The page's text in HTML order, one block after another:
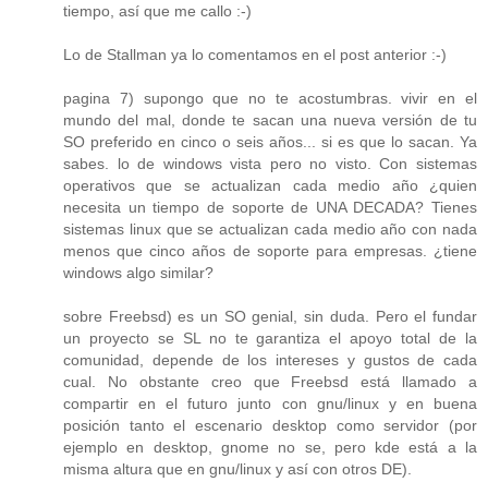
tiempo, así que me callo :-)
Lo de Stallman ya lo comentamos en el post anterior :-)
pagina 7) supongo que no te acostumbras. vivir en el
mundo del mal, donde te sacan una nueva versión de tu
SO preferido en cinco o seis años... si es que lo sacan. Ya
sabes. lo de windows vista pero no visto. Con sistemas
operativos que se actualizan cada medio año ¿quien
necesita un tiempo de soporte de UNA DECADA? Tienes
sistemas linux que se actualizan cada medio año con nada
menos que cinco años de soporte para empresas. ¿tiene
windows algo similar?
sobre Freebsd) es un SO genial, sin duda. Pero el fundar
un proyecto se SL no te garantiza el apoyo total de la
comunidad, depende de los intereses y gustos de cada
cual. No obstante creo que Freebsd está llamado a
compartir en el futuro junto con gnu/linux y en buena
posición tanto el escenario desktop como servidor (por
ejemplo en desktop, gnome no se, pero kde está a la
misma altura que en gnu/linux y así con otros DE).